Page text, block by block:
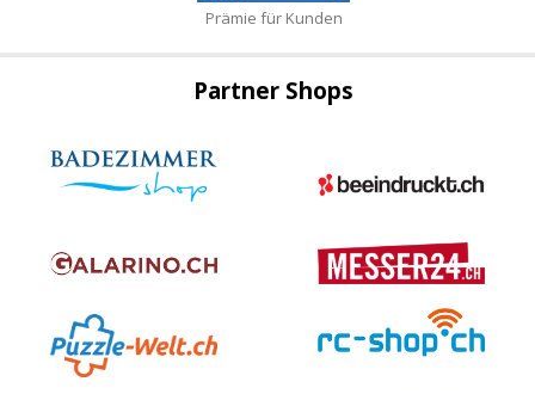
Prämie für Kunden
Partner Shops